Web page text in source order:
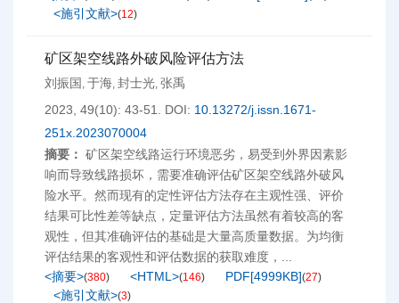
<施引文献>(12)
矿区架空线路外破风险评估方法
刘振国 , 于海, 封士光, 张禹
2023, 49(10): 43-51.
DOI: 10.13272/j.issn.1671-
251x.2023070004
摘要： 矿区架空线路运行环境恶劣，易受到外界因素影
响而导致线路损坏，需要准确评估矿区架空线路外破风
险水平。然而现有的定性评估方法存在主观性强、评价
结果可比性差等缺点，定量评估方法虽然有着较高的客
观性，但其准确评估的基础是大量高质量数据。为均衡
评估结果的客观性和评估数据的获取难度，...
<摘要>(380) <HTML>(146) PDF[4999KB](27)
<施引文献>(3)